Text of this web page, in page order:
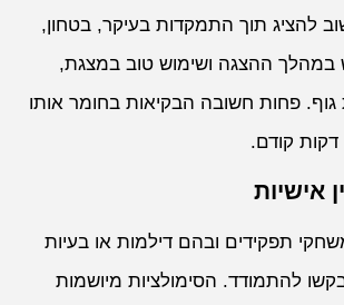
להציג תוך התמקדות בעיקר, בטחון,
ההצגה ושימוש טוב במצגת,
פחות חשובה הבקיאות בחומר אותו
קודם.
אישיות
תפקידים ובהם דילמות או בעיות
להתמודד. הסימולציות מיושמות